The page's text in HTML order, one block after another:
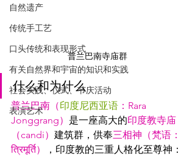
自然遗产
传统手工艺
口头传统和表现形式
有关自然界和宇宙的知识和实践
社会实践、仪式、节庆活动
表演艺术
普兰巴南寺庙群
什么和为什么
普兰巴南（印度尼西亚语 ：Rara
Jonggrang） 是一座高大的印度教寺庙
（candi） 建筑群，供奉三相神（梵语 ：
त्रिमूर्ति）
，印度教的三重人格化至尊神：